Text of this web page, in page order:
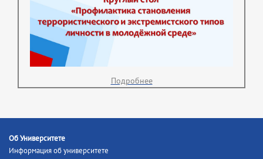
Подробнее
Об Университете
Информация об университете